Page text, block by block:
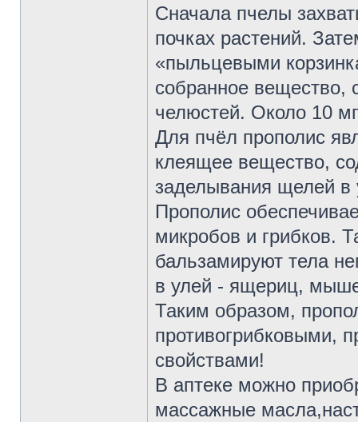
Сначала пчелы
почках растений.
«пыльцевыми
собранное вещество,
челюстей. Около 10
Для пчёл прополис
клеящее вещество,
заделывания щелей в
Прополис
микробов и грибков.
бальзамируют тела
в улей - ящериц,
Таким образом,
противогрибковыми,
свойствами!
В аптеке можно
массажные